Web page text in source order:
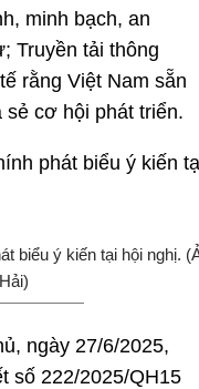
minh bạch, an
Truyền tải thông
rằng Việt Nam sẵn
cơ hội phát triển.
biểu ý kiến tại hội nghị.
ngày 27/6/2025,
số 222/2025/QH15